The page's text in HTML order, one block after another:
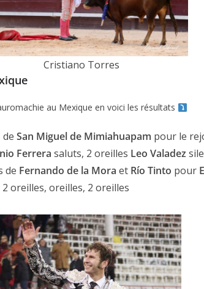
Cristiano Torres
au Mexique en voici les résultats
San Miguel de Mimiahuapam pour le
Ferrera saluts, 2 oreilles Leo Valadez
de Fernando de la Mora et Río Tinto pour
oreilles, oreilles, 2 oreilles